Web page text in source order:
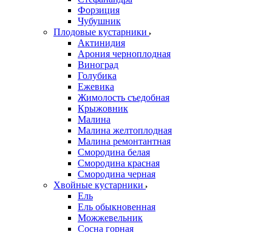
Форзиция
Чубушник
Плодовые кустарники
Актинидия
Арония черноплодная
Виноград
Голубика
Ежевика
Жимолость съедобная
Крыжовник
Малина
Малина желтоплодная
Малина ремонтантная
Смородина белая
Смородина красная
Смородина черная
Хвойные кустарники
Ель
Ель обыкновенная
Можжевельник
Сосна горная